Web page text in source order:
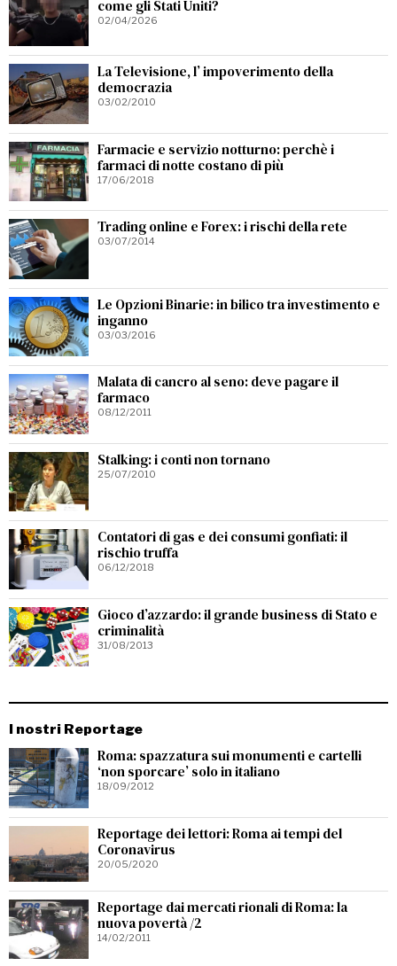
come gli Stati Uniti?
02/04/2026
La Televisione, l’ impoverimento della
democrazia
03/02/2010
Farmacie e servizio notturno: perchè i
farmaci di notte costano di più
17/06/2018
Trading online e Forex: i rischi della rete
03/07/2014
Le Opzioni Binarie: in bilico tra investimento e
inganno
03/03/2016
Malata di cancro al seno: deve pagare il
farmaco
08/12/2011
Stalking: i conti non tornano
25/07/2010
Contatori di gas e dei consumi gonfiati: il
rischio truffa
06/12/2018
Gioco d’azzardo: il grande business di Stato e
criminalità
31/08/2013
I nostri Reportage
Roma: spazzatura sui monumenti e cartelli
‘non sporcare’ solo in italiano
18/09/2012
Reportage dei lettori: Roma ai tempi del
Coronavirus
20/05/2020
Reportage dai mercati rionali di Roma: la
nuova povertà /2
14/02/2011